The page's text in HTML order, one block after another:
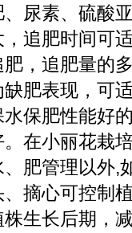
尿素、硫酸
追肥时间可
，追肥量的
肥表现，可
保肥性能好
在小丽花栽
肥管理以外,
摘心可控制
生长后期，